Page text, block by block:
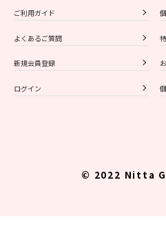
ご利用ガイド
よくあるご質問
新規会員登録
ログイン
© 2022 Nitta